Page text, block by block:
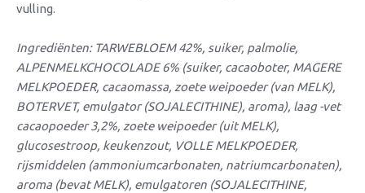
vulling.
Ingrediënten: TARWEBLOEM 42%, suiker, palmolie,
ALPENMELKCHOCOLADE 6% (suiker, cacaoboter, MAGERE
MELKPOEDER, cacaomassa, zoete weipoeder (van MELK),
BOTERVET, emulgator (SOJALECITHINE), aroma), laag -vet
cacaopoeder 3,2%, zoete weipoeder (uit MELK),
glucosestroop, keukenzout, VOLLE MELKPOEDER,
rijsmiddelen (ammoniumcarbonaten, natriumcarbonaten),
aroma (bevat MELK), emulgatoren (SOJALECITHINE,